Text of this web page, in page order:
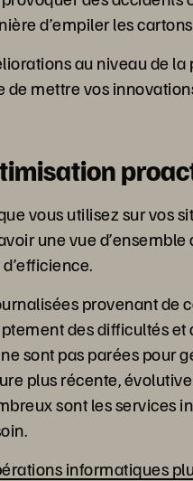
d’empiler les
au niveau de
de mettre vos
vous utilisez sur vos
une vue
provenant de
des difficultés et
sont pas parées pour
plus récente,
sont les services
informatiques